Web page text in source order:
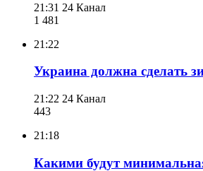
21:31 24 Канал
1 481
21:22
Украина должна сделать
21:22 24 Канал
443
21:18
Какими будут